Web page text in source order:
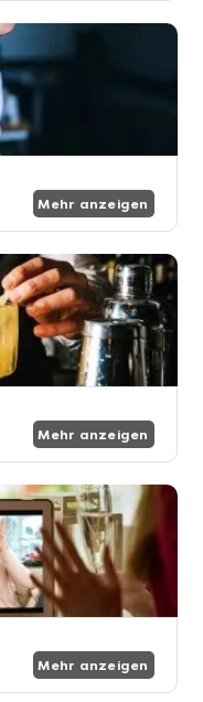
Mehr anzeigen
Mehr anzeigen
Mehr anzeigen